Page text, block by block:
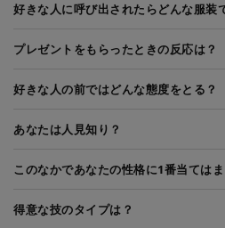
好きな人に呼び出されたらどんな服装
プレゼントをもらったときの反応は？
好きな人の前ではどんな態度をとる？
あなたは人見知り？
このなかであなたの性格に1番当ては
得意な技のタイプは？